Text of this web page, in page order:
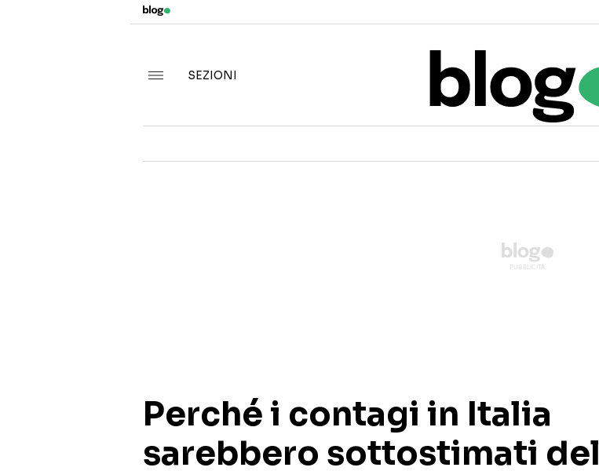
SEZIONI
Perché i contagi in Italia
sarebbero sottostimati del